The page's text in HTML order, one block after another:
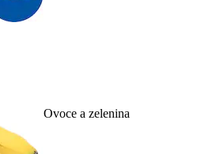
Ovoce a zelenina